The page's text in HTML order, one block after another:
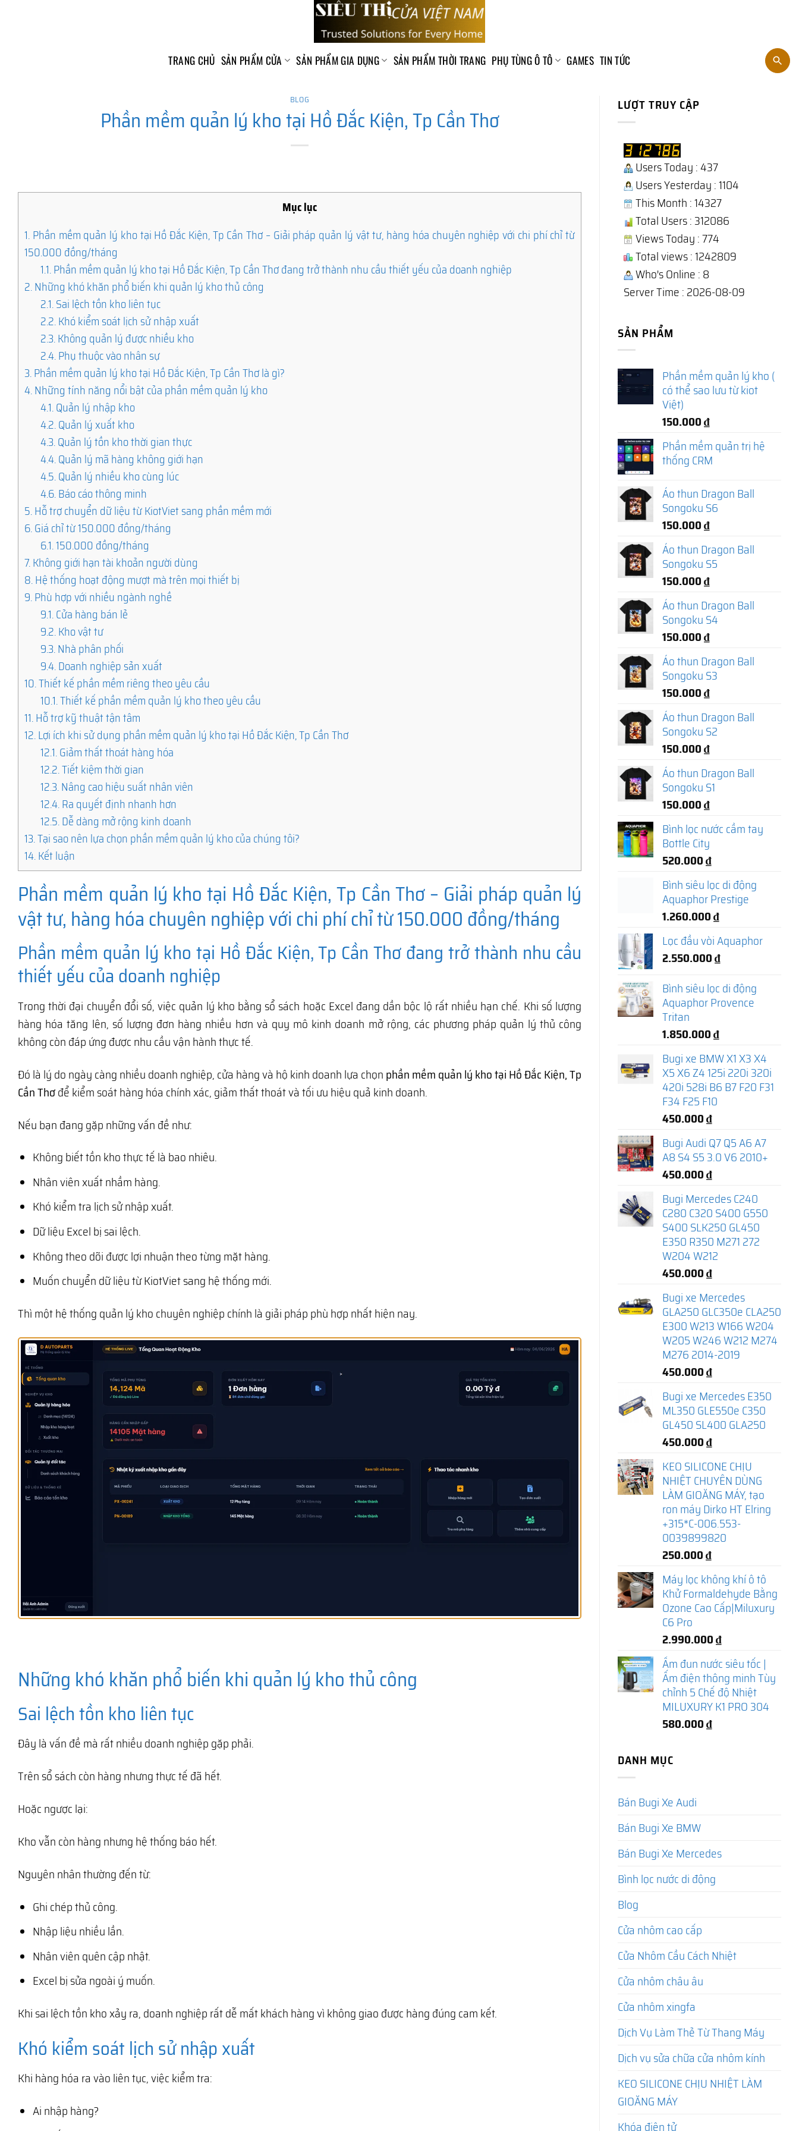
TRANG CHỦ SẢN PHẨM CỬA SẢN PHẨM GIA DỤNG SẢN PHẨM THỜI TRANG PHỤ TÙNG Ô TÔ GAMES TIN TỨC
BLOG
Phần mềm quản lý kho tại Hồ Đắc Kiện, Tp Cần Thơ
Mục lục
1. Phần mềm quản lý kho tại Hồ Đắc Kiện, Tp Cần Thơ – Giải pháp quản lý vật tư, hàng hóa chuyên nghiệp với chi phí chỉ từ
150.000 đồng/tháng
1.1.Phần mềm quản lý kho tại Hồ Đắc Kiện, Tp Cần Thơ đang trở thành nhu cầu thiết yếu của doanh nghiệp
2.Những khó khăn phổ biến khi quản lý kho thủ công
2.1.Sai lệch tồn kho liên tục
2.2.Khó kiểm soát lịch sử nhập xuất
2.3.Không quản lý được nhiều kho
2.4.Phụ thuộc vào nhân sự
3.Phần mềm quản lý kho tại Hồ Đắc Kiện, Tp Cần Thơ là gì?
4.Những tính năng nổi bật của phần mềm quản lý kho
4.1.Quản lý nhập kho
4.2.Quản lý xuất kho
4.3.Quản lý tồn kho thời gian thực
4.4.Quản lý mã hàng không giới hạn
4.5.Quản lý nhiều kho cùng lúc
4.6.Báo cáo thông minh
5.Hỗ trợ chuyển dữ liệu từ KiotViet sang phần mềm mới
6.Giá chỉ từ 150.000 đồng/tháng
6.1.150.000 đồng/tháng
7.Không giới hạn tài khoản người dùng
8.Hệ thống hoạt động mượt mà trên mọi thiết bị
9.Phù hợp với nhiều ngành nghề
9.1.Cửa hàng bán lẻ
9.2.Kho vật tư
9.3.Nhà phân phối
9.4.Doanh nghiệp sản xuất
10.Thiết kế phần mềm riêng theo yêu cầu
10.1.Thiết kế phần mềm quản lý kho theo yêu cầu
11.Hỗ trợ kỹ thuật tận tâm
12.Lợi ích khi sử dụng phần mềm quản lý kho tại Hồ Đắc Kiện, Tp Cần Thơ
12.1.Giảm thất thoát hàng hóa
12.2.Tiết kiệm thời gian
12.3.Nâng cao hiệu suất nhân viên
12.4.Ra quyết định nhanh hơn
12.5.Dễ dàng mở rộng kinh doanh
13.Tại sao nên lựa chọn phần mềm quản lý kho của chúng tôi?
14.Kết luận
Phần mềm quản lý kho tại Hồ Đắc Kiện, Tp Cần Thơ – Giải pháp quản lý
vật tư, hàng hóa chuyên nghiệp với chi phí chỉ từ 150.000 đồng/tháng
Phần mềm quản lý kho tại Hồ Đắc Kiện, Tp Cần Thơ đang trở thành nhu cầu
thiết yếu của doanh nghiệp
Trong thời đại chuyển đổi số, việc quản lý kho bằng sổ sách hoặc Excel đang dần bộc lộ rất nhiều hạn chế. Khi số lượng
hàng hóa tăng lên, số lượng đơn hàng nhiều hơn và quy mô kinh doanh mở rộng, các phương pháp quản lý thủ công
không còn đáp ứng được nhu cầu vận hành thực tế.
Đó là lý do ngày càng nhiều doanh nghiệp, cửa hàng và hộ kinh doanh lựa chọn phần mềm quản lý kho tại Hồ Đắc Kiện, Tp
Cần Thơđể kiểm soát hàng hóa chính xác, giảm thất thoát và tối ưu hiệu quả kinh doanh.
Nếu bạn đang gặp những vấn đề như:
Không biết tồn kho thực tế là bao nhiêu.
Nhân viên xuất nhầm hàng.
Khó kiểm tra lịch sử nhập xuất.
Dữ liệu Excel bị sai lệch.
Không theo dõi được lợi nhuận theo từng mặt hàng.
Muốn chuyển dữ liệu từ KiotViet sang hệ thống mới.
Thì một hệ thống quản lý kho chuyên nghiệp chính là giải pháp phù hợp nhất hiện nay.
Những khó khăn phổ biến khi quản lý kho thủ công
Sai lệch tồn kho liên tục
Đây là vấn đề mà rất nhiều doanh nghiệp gặp phải.
Trên sổ sách còn hàng nhưng thực tế đã hết.
Hoặc ngược lại:
Kho vẫn còn hàng nhưng hệ thống báo hết.
Nguyên nhân thường đến từ:
Ghi chép thủ công.
Nhập liệu nhiều lần.
Nhân viên quên cập nhật.
Excel bị sửa ngoài ý muốn.
Khi sai lệch tồn kho xảy ra, doanh nghiệp rất dễ mất khách hàng vì không giao được hàng đúng cam kết.
Khó kiểm soát lịch sử nhập xuất
Khi hàng hóa ra vào liên tục, việc kiểm tra:
Ai nhập hàng?
LƯỢT TRUY CẬP
Users Today : 437
Users Yesterday : 1104
This Month : 14327
Total Users : 312086
Views Today : 774
Total views : 1242809
Who's Online : 8
Server Time : 2026-08-09
SẢN PHẨM
Phần mềm quản lý kho (
có thể sao lưu từ kiot
Việt)
150.000₫
Phần mềm quản trị hệ
thống CRM
Áo thun Dragon Ball
Songoku S6
150.000₫
Áo thun Dragon Ball
Songoku S5
150.000₫
Áo thun Dragon Ball
Songoku S4
150.000₫
Áo thun Dragon Ball
Songoku S3
150.000₫
Áo thun Dragon Ball
Songoku S2
150.000₫
Áo thun Dragon Ball
Songoku S1
150.000₫
Bình lọc nước cầm tay
Bottle City
520.000₫
Bình siêu lọc di động
Aquaphor Prestige
1.260.000₫
Lọc đầu vòi Aquaphor
2.550.000₫
Bình siêu lọc di động
Aquaphor Provence
Tritan
1.850.000₫
Bugi xe BMW X1 X3 X4
X5 X6 Z4 125i 220i 320i
420i 528i B6 B7 F20 F31
F34 F25 F10
450.000₫
Bugi Audi Q7 Q5 A6 A7
A8 S4 S5 3.0 V6 2010+
450.000₫
Bugi Mercedes C240
C280 C320 S400 G550
S400 SLK250 GL450
E350 R350 M271 272
W204 W212
450.000₫
Bugi xe Mercedes
GLA250 GLC350e CLA250
E300 W213 W166 W204
W205 W246 W212 M274
M276 2014-2019
450.000₫
Bugi xe Mercedes E350
ML350 GLE550e C350
GL450 SL400 GLA250
450.000₫
KEO SILICONE CHỊU
NHIỆT CHUYÊN DÙNG
LÀM GIOĂNG MÁY, tạo
ron máy Dirko HT Elring
+315*C-006.553-
0039899820
250.000₫
Máy lọc không khí ô tô
Khử Formaldehyde Bằng
Ozone Cao Cấp|Miluxury
C6 Pro
2.990.000₫
Ấm đun nước siêu tốc |
Ấm điện thông minh Tùy
chỉnh 5 Chế độ Nhiệt
MILUXURY K1 PRO 304
580.000₫
DANH MỤC
Bán Bugi Xe Audi
Bán Bugi Xe BMW
Bán Bugi Xe Mercedes
Bình lọc nước di động
Blog
Cửa nhôm cao cấp
Cửa Nhôm Cầu Cách Nhiệt
Cửa nhôm châu âu
Cửa nhôm xingfa
Dịch Vụ Làm Thẻ Từ Thang Máy
Dịch vụ sửa chữa cửa nhôm kính
KEO SILICONE CHỊU NHIỆT LÀM
GIOĂNG MÁY
Khóa điện tử